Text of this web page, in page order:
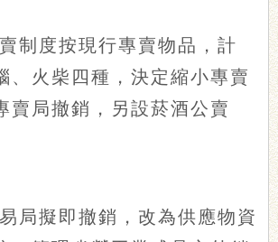
賣制度按現行專賣物品，計
、火柴四種，決定縮小專賣
賣局撤銷，另設菸酒公賣
易局擬即撤銷，改為供應物資